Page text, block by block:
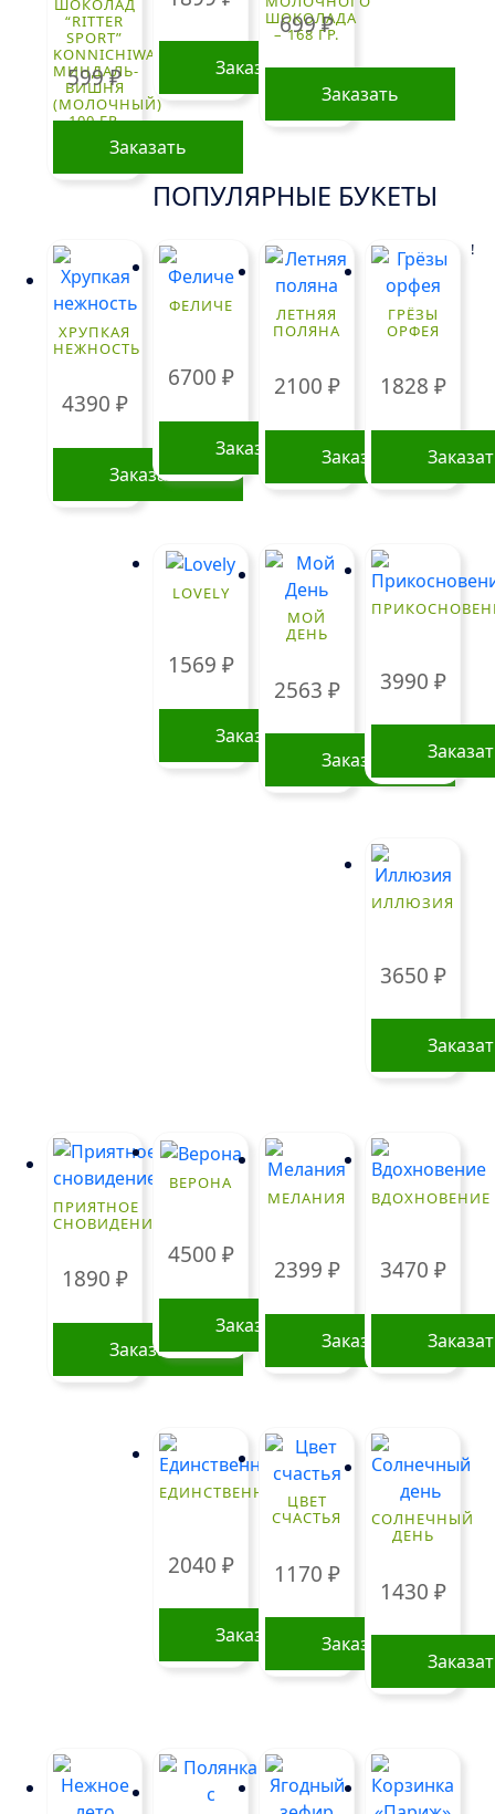
ШОКОЛАД
“RITTER
SPORT”
KONNICHIWA
МИНДАЛЬ-
ВИШНЯ
(МОЛОЧНЫЙ)
100 ГР.
599₽
Заказать
Заказать
ШОКОЛАДА
– 168 ГР.
699₽
Заказать
ПОПУЛЯРНЫЕ БУКЕТЫ
ХРУПКАЯ
НЕЖНОСТЬ
4390 ₽
Заказать
ФЕЛИЧЕ
6700 ₽
Заказать
ЛЕТНЯЯ
ПОЛЯНА
2100 ₽
Заказать
ГРЁЗЫ
ОРФЕЯ
1828 ₽
LOVELY
1569 ₽
Заказать
МОЙ
ДЕНЬ
2563 ₽
Заказать
3990 ₽
ИЛЛЮЗИЯ
3650 ₽
ПРИЯТНОЕ
СНОВИДЕНИЕ
1890 ₽
Заказать
ВЕРОНА
4500 ₽
Заказать
МЕЛАНИЯ
2399 ₽
Заказать
ВДОХНОВЕНИЕ
3470 ₽
ЕДИНСТВЕННОЙ
2040 ₽
Заказать
ЦВЕТ
СЧАСТЬЯ
1170 ₽
Заказать
СОЛНЕЧНЫЙ
ДЕНЬ
1430 ₽
!